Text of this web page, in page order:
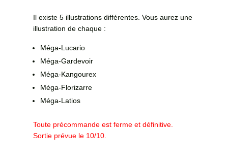
Il existe 5 illustrations différentes. Vous aurez une
illustration de chaque :
Méga-Lucario
Méga-Gardevoir
Méga-Kangourex
Méga-Florizarre
Méga-Latios
Toute précommande est ferme et définitive.
Sortie prévue le 10/10.